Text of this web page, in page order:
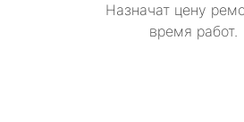
Назначат цену
время работ.